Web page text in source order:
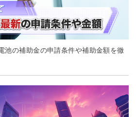
池の補助金の申請条件や補助金額を徹